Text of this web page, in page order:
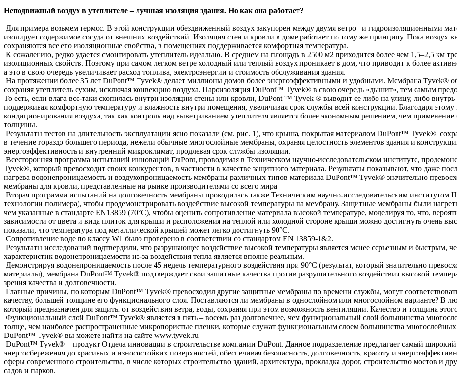
Неподвижный воздух в утеплителе – лучшая изоляция здания. Но как она работает?
Для примера возьмем термос. В этой конструкции обездвиженный воздух закупорен между двумя ветро– и гидроизоляционными
изолирует содержимое сосуда от внешних воздействий. Изоляция стен и кровли в доме работает по тому же принципу. Пока воздух
сохраняются все его изоляционные свойства, в помещениях поддерживается комфортная температура.
К сожалению, редко удается смонтировать утеплитель идеально. В среднем на площадь в 2500 м2 приходится более чем 1,5–2,5 км
изоляционных свойств. Поэтому при самом легком ветре холодный или теплый воздух проникает в дом, что приводит к более
а это в свою очередь увеличивает расход топлива, электроэнергии и стоимость обслуживания здания.
На протяжении более 35 лет DuPont™ Tyvek® делает миллионы домов более энергоэффективными и удобными. Мембрана Tyvek®
сохраняя утеплитель сухим, исключая конвекцию воздуха. Пароизоляция DuPont™ Tyvek® в свою очередь «дышит», тем самым
То есть, если влага все-таки скопилась внутри изоляции стены или кровли, DuPont ™ Tyvek ® выводит ее либо на улицу, либо
поддерживая комфортную температуру и влажность внутри помещения, увеличивая срок службы всей конструкции. Благодаря
кондиционирования воздуха, так как контроль над выветриванием утеплителя является более экономным решением, чем
толщины.
Результаты тестов на длительность эксплуатации ясно показали (см. рис. 1), что крыша, покрытая материалом DuPont™ Tyvek®,
в течение гораздо большего периода, нежели обычные многослойные мембраны, охраняя целостность элементов здания и
энергоэффективность и внутренний микроклимат, продлевая срок службы изоляции.
Всесторонняя программа испытаний инноваций DuPont, проводимая в Техническом научно-исследовательском институте,
Tyvek®, который превосходит своих конкурентов, в частности в качестве защитного материала. Результаты показывают, что даже
нагрева водонепроницаемость и воздухопроницаемость мембраны различных типов материала DuPont™ Tyvek® значительно
мембраны для кровли, представленные на рынке производителями со всего мира.
Вторая программа испытаний на долговечность мембраны проводилась также Техническим научно-исследовательским
технологии полимера), чтобы продемонстрировать воздействие высокой температуры на мембрану. Защитные мембраны были
чем указанные в стандарте EN13859 (70°C), чтобы оценить сопротивление материала высокой температуре, моделируя то, что,
зависимости от цвета и вида плиток для крыши и расположения на теплой или холодной стороне крыши можно достигнуть очень
показали, что температура под металлической крышей может легко достигнуть 90°C.
Сопротивление воде по классу W1 было проверено в соответствии со стандартом EN 13859-1&2.
Результаты исследований подтвердили, что разрушающее воздействие высокой температуры является менее серьезным и быстрым,
характеристик водонепроницаемости из-за воздействия тепла является вполне реальным.
Демонстрируя водонепроницаемость после 45 недель температурного воздействия при 90°C (результат, который значительно
материалы), мембрана DuPont™ Tyvek® подтверждает свои защитные качества против разрушительного воздействия высокой
зрения качества и долговечности.
Главные причины, по которым DuPont™ Tyvek® превосходил другие защитные мембраны по времени службы, могут
качеству, большей толщине его функционального слоя. Поставляются ли мембраны в однослойном или многослойном варианте? В
который предназначен для защиты от воздействия ветра, воды, сохраняя при этом возможность вентиляции. Качество и толщина
Функциональный слой DuPont™ Tyvek® является в пять – восемь раз долговечнее, чем функциональный слой большинства
толще, чем наиболее распространенные микропористые пленки, которые служат функциональным слоем большинства
DuPont™ Tyvek® вы можете найти на сайте www.tyvek.ru
DuPont™ Tyvek® – продукт Отдела инновации в строительстве компании DuPont. Данное подразделение предлагает самый
энергосбережения до красивых и износостойких поверхностей, обеспечивая безопасность, долговечность, красоту и
сферы современного строительства, в числе которых строительство зданий, архитектура, прокладка дорог, строительство мостов и
садов и парков.